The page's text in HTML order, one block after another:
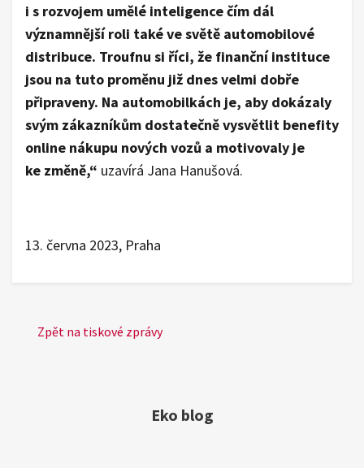
i s rozvojem umělé inteligence čím dál
významnější roli také ve světě automobilové
distribuce. Troufnu si říci, že finanční instituce
jsou na tuto proměnu již dnes velmi dobře
připraveny. Na automobilkách je, aby dokázaly
svým zákazníkům dostatečně vysvětlit benefity
online nákupu nových vozů a motivovaly je
ke změně,“ uzavírá Jana Hanušová.
13. června 2023, Praha
Zpět na tiskové zprávy
Eko blog